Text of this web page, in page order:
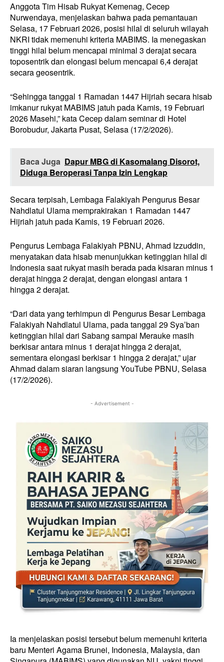
Anggota Tim Hisab Rukyat Kemenag, Cecep
Nurwendaya, menjelaskan bahwa pada pemantauan
Selasa, 17 Februari 2026, posisi hilal di seluruh wilayah
NKRI tidak memenuhi kriteria MABIMS. Ia menegaskan
tinggi hilal belum mencapai minimal 3 derajat secara
toposentrik dan elongasi belum mencapai 6,4 derajat
secara geosentrik.
“Sehingga tanggal 1 Ramadan 1447 Hijriah secara hisab
imkanur rukyat MABIMS jatuh pada Kamis, 19 Februari
2026 Masehi,” kata Cecep dalam seminar di Hotel
Borobudur, Jakarta Pusat, Selasa (17/2/2026).
Baca Juga Dapur MBG di Kasomalang Disorot,
Diduga Beroperasi Tanpa Izin Lengkap
Secara terpisah, Lembaga Falakiyah Pengurus Besar
Nahdlatul Ulama memprakirakan 1 Ramadan 1447
Hijriah jatuh pada Kamis, 19 Februari 2026.
Pengurus Lembaga Falakiyah PBNU, Ahmad Izzuddin,
menyatakan data hisab menunjukkan ketinggian hilal di
Indonesia saat rukyat masih berada pada kisaran minus 1
derajat hingga 2 derajat, dengan elongasi antara 1
hingga 2 derajat.
“Dari data yang terhimpun di Pengurus Besar Lembaga
Falakiyah Nahdlatul Ulama, pada tanggal 29 Sya’ban
ketinggian hilal dari Sabang sampai Merauke masih
berkisar antara minus 1 derajat hingga 2 derajat,
sementara elongasi berkisar 1 hingga 2 derajat,” ujar
Ahmad dalam siaran langsung YouTube PBNU, Selasa
(17/2/2026).
- Advertisement -
Ia menjelaskan posisi tersebut belum memenuhi kriteria
baru Menteri Agama Brunei, Indonesia, Malaysia, dan